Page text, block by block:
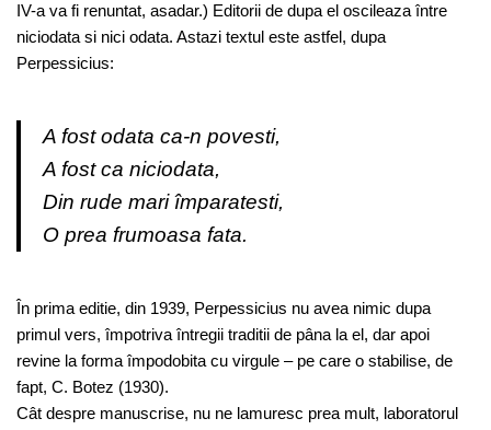
IV-a va fi renuntat, asadar.) Editorii de dupa el oscileaza între
niciodata si nici odata. Astazi textul este astfel, dupa
Perpessicius:
A fost odata ca-n povesti,
A fost ca niciodata,
Din rude mari împaratesti,
O prea frumoasa fata.
În prima editie, din 1939, Perpessicius nu avea nimic dupa
primul vers, împotriva întregii traditii de pâna la el, dar apoi
revine la forma împodobita cu virgule – pe care o stabilise, de
fapt, C. Botez (1930).
Cât despre manuscrise, nu ne lamuresc prea mult, laboratorul